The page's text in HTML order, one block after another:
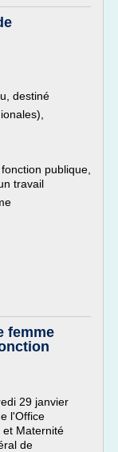
destiné
publique,
travail
femme
29 janvier
l'Office
et Maternité
de